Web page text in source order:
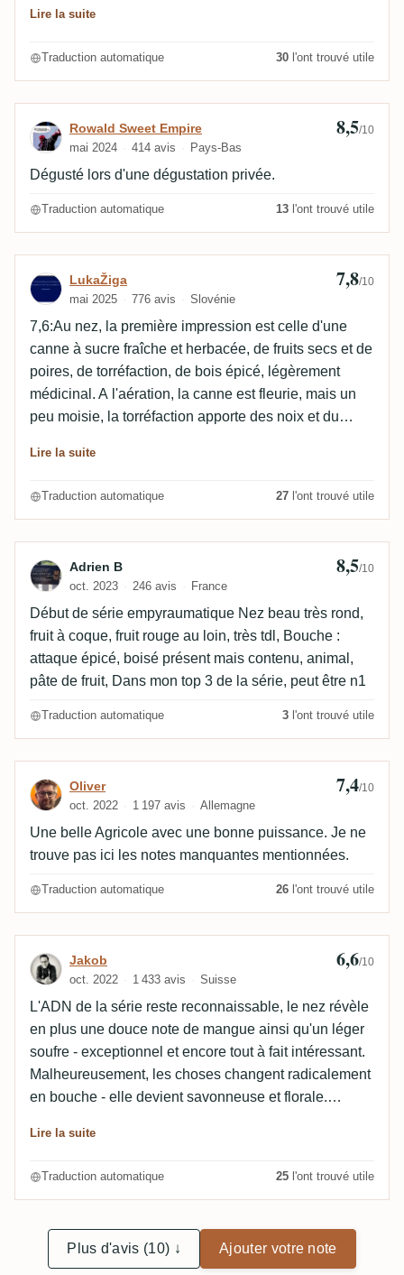
spontané et sublime.
Lire la suite
Traduction automatique 30 l'ont trouvé utile
Avis de Rowald Sweet Empire
Rowald Sweet Empire
mai 2024 414 avis Pays-Bas
8,5/10
Dégusté lors d'une dégustation privée.
Traduction automatique 13 l'ont trouvé utile
Avis de LukaŽiga
LukaŽiga
mai 2025 776 avis Slovénie
7,8/10
7,6:Au nez, la première impression est celle d'une
canne à sucre fraîche et herbacée, de fruits secs et de
poires, de torréfaction, de bois épicé, légèrement
médicinal. A l'aération, la canne est fleurie, mais un
peu moisie, la torréfaction apporte des noix et du
doux coulent en dessous.... 7,8:En bouche, l'attaque
raisin sec, de la canne à sucre herbacée et végétale,
l'aspect vert de la canne avec une touche fleurie,
herbeuse et herbacée, un peu moisie, du citron vert et
des baies, une amertume est inévitable. 8:La finale
est la plus agréable, moins sèche, plus équilibrée
avec une variété de fruits comme les abricots secs,
les groseilles, la cerise, les pêches et l'écorce de
citron vert, le fruit de la passion à la fin.La canne est
caramélisé, épicé....
Lire la suite
Traduction automatique 27 l'ont trouvé utile
Avis de Adrien B
Adrien B
oct. 2023 246 avis France
8,5/10
Début de série empyraumatique Nez beau très rond,
fruit à coque, fruit rouge au loin, très tdl, Bouche :
attaque épicé, boisé présent mais contenu, animal,
pâte de fruit, Dans mon top 3 de la série, peut être n1
Traduction automatique 3 l'ont trouvé utile
Avis de Oliver
Oliver
oct. 2022 1 197 avis Allemagne
7,4/10
Une belle Agricole avec une bonne puissance. Je ne
trouve pas ici les notes manquantes mentionnées.
Traduction automatique 26 l'ont trouvé utile
Avis de Jakob
Jakob
oct. 2022 1 433 avis Suisse
6,6/10
L'ADN de la série reste reconnaissable, le nez révèle
en plus une douce note de mangue ainsi qu'un léger
soufre - exceptionnel et encore tout à fait intéressant.
Malheureusement, les choses changent radicalement
en bouche - elle devient savonneuse et florale.
est à mon sens trop nettement éclipsé par les notes
présente pas non plus une autre image - donc
Lire la suite
Traduction automatique 25 l'ont trouvé utile
Plus d'avis (10) ↓ Ajouter votre note